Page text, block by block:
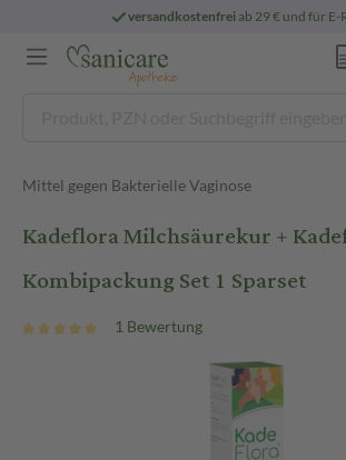
versandkostenfreiab 29 € und für E-
Mittel gegen Bakterielle Vaginose
Kadeflora Milchsäurekur +
Kombipackung Set 1 Sparset
1 Bewertung